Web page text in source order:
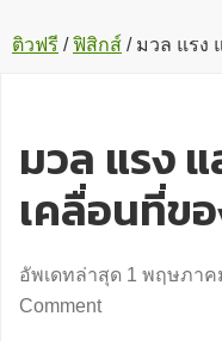
ติวฟรี / ฟิสิกส์ /มวล แรง
มวล แรง
เคลื่อนที่ข
อัพเดทล่าสุด 1 พฤษภาค
Comment